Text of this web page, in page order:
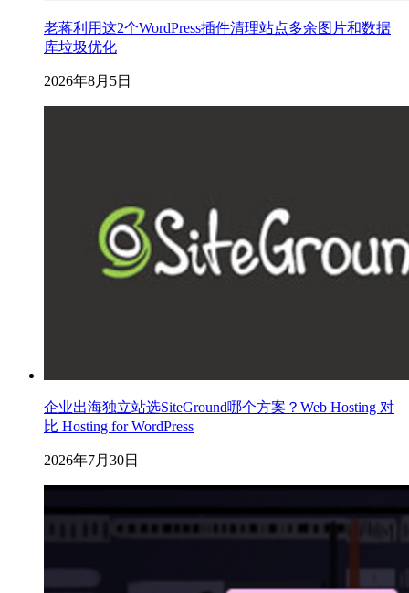
老蒋利用这2个WordPress插件清理站点多余图片和数据
库垃圾优化
2026年8月5日
企业出海独立站选SiteGround哪个方案？Web Hosting 对
比 Hosting for WordPress
2026年7月30日